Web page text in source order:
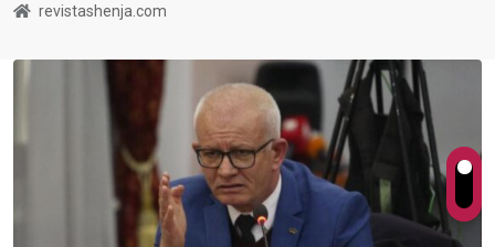
revistashenja.com